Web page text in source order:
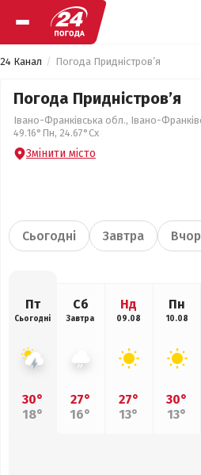
24 Канал Погода Придністров’я
Погода Придністров’я
Івано-Франківська обл., Івано-
49.16°Пн, 24.67°Сх
Змінити місто
Сьогодні Завтра
Пт
Сьогодні
30°
18°
Сб
Завтра
27°
16°
Нд
09.08
27°
13°
Пн
10.08
30°
13°